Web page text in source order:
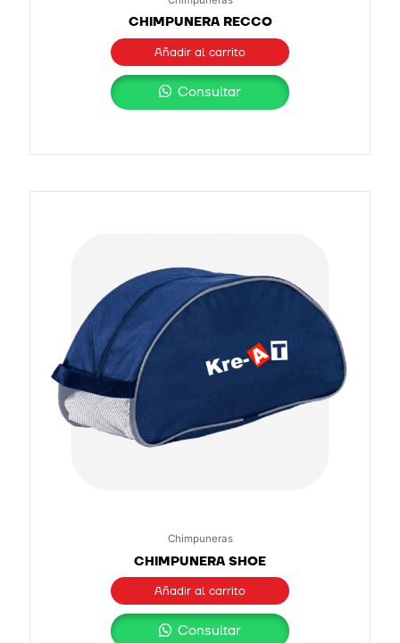
CHIMPUNERA RECCO
Añadir al carrito
Consultar
Chimpuneras
CHIMPUNERA SHOE
Añadir al carrito
Consultar